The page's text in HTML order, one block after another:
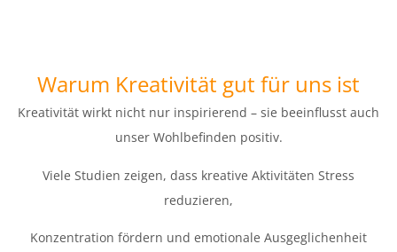
Warum Kreativität gut für uns ist
Kreativität wirkt nicht nur inspirierend – sie beeinflusst auch
unser Wohlbefinden positiv.
Viele Studien zeigen, dass kreative Aktivitäten Stress
reduzieren,
Konzentration fördern und emotionale Ausgeglichenheit